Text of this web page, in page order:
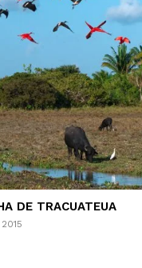
DE TRACUATEUA